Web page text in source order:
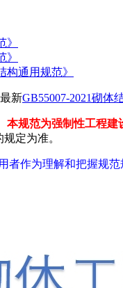
构通用规范》
新GB55007-2021砌体
本规范为强制性工程建
定为准。
作为理解和把握规范